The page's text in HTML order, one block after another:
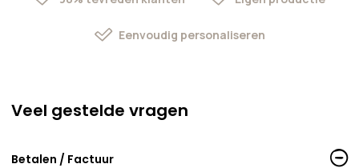
Eenvoudig personaliseren
Veel gestelde vragen
Betalen / Factuur